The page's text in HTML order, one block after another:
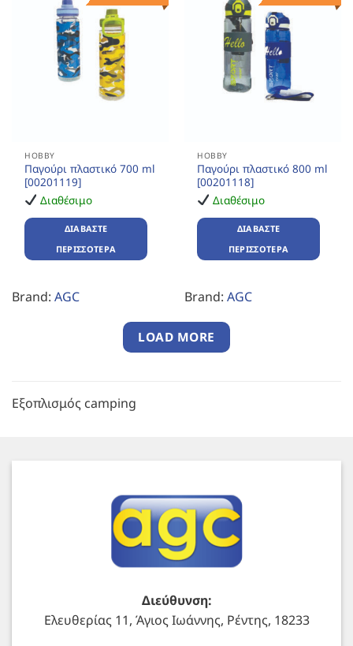
HOBBY
Παγούρι πλαστικό 700 ml
[00201119]
Διαθέσιμο
ΔΙΑΒΆΣΤΕ
ΠΕΡΙΣΣΌΤΕΡΑ
Brand: AGC
HOBBY
Παγούρι πλαστικό 800 ml
[00201118]
Διαθέσιμο
ΔΙΑΒΆΣΤΕ
ΠΕΡΙΣΣΌΤΕΡΑ
Brand: AGC
LOAD MORE
Εξοπλισμός camping
Διεύθυνση:
Ελευθερίας 11, Άγιος Ιωάννης, Ρέντης, 18233